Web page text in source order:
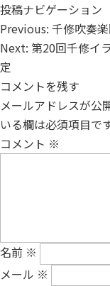
投稿ナビゲーション
Previous: 千修吹奏
Next: 第20回千修イ
定
コメントを残す
メールアドレスが公
いる欄は必須項目で
コメント ※
名前 ※
メール ※